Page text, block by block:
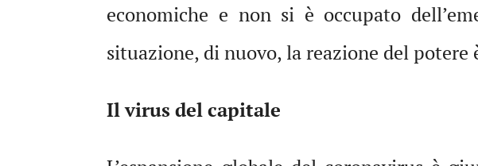
economiche e non si è occupato
situazione, di nuovo, la reazione del
Il virus del capitale